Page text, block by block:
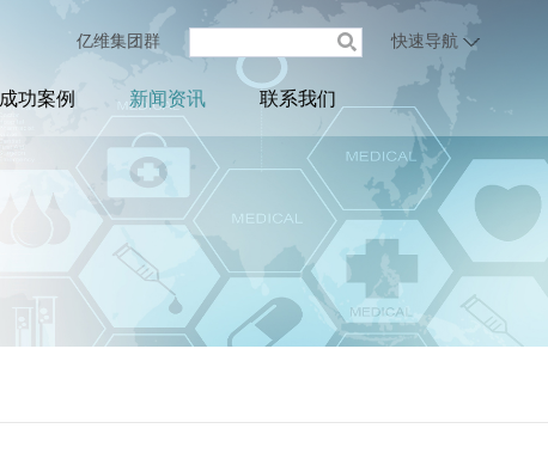
亿维集团群 快速导航
成功案例 新闻资讯 联系我们